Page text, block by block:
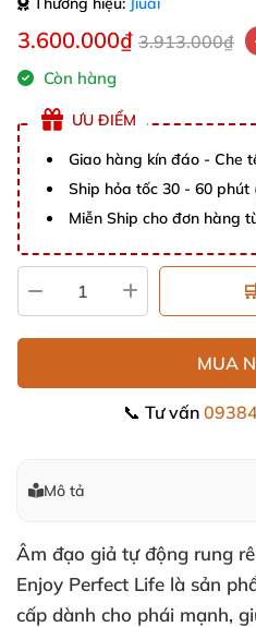
3.600.000₫ 3.913.000₫
Còn hàng
ƯU ĐIỂM
Giao hàng kín đáo - Che
Ship hỏa tốc 30 - 60 phút
Miễn Ship cho đơn hàng
MUA
📞 Tư vấn
Mô tả
Âm đạo giả tự động rung
Enjoy Perfect Life là sản
cấp dành cho phái mạnh,